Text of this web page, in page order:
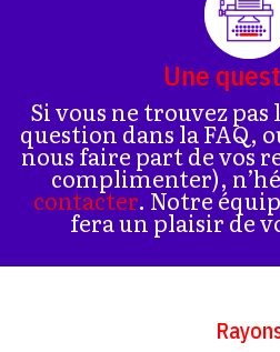
Une
Si vous ne trouvez
question dans la FAQ,
nous faire part de vos
complimenter),
contacter. Notre
fera un plaisir de